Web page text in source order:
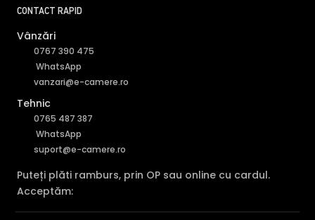
Perimeter Protection
CONTACT RAPID
Vânzări
0767 390 475
WhatsApp
vanzari@e-camere.ro
Tehnic
0765 487 387
WhatsApp
suport@e-camere.ro
Puteți plăti ramburs, prin OP sau online cu cardul.
Acceptăm: